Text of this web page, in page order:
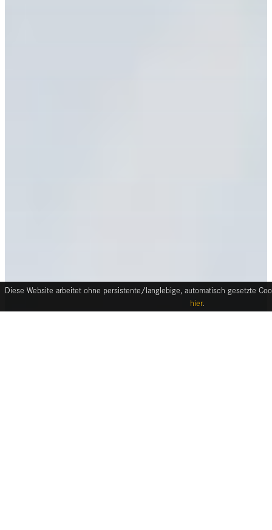
Diese Website arbeitet ohne persistente/langlebige, automatisch gesetzte
hier.